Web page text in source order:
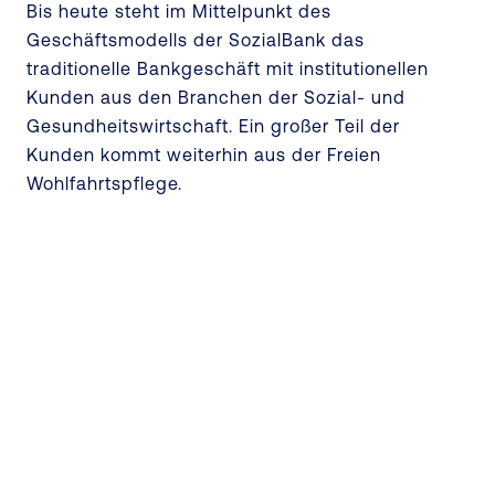
Bis heute steht im Mittelpunkt des
Geschäftsmodells der SozialBank das
traditionelle Bankgeschäft mit institutionellen
Kunden aus den Branchen der Sozial- und
Gesundheitswirtschaft. Ein großer Teil der
Kunden kommt weiterhin aus der Freien
Wohlfahrtspflege.